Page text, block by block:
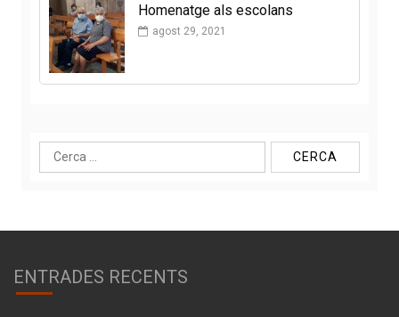
Homenatge als escolans
agost 29, 2021
Cerca:
ENTRADES RECENTS